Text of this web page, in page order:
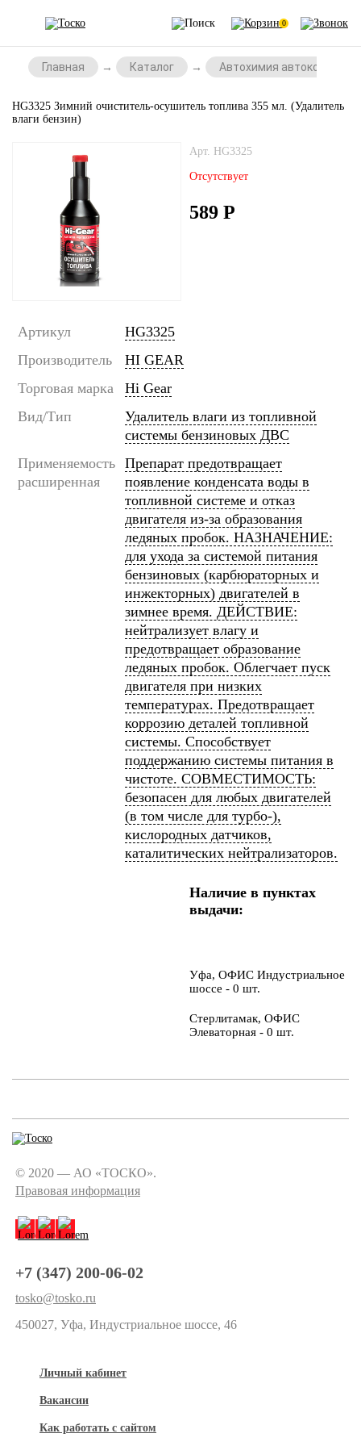
0
Главная Каталог Автохимия
HG3325 Зимний очиститель-осушитель топлива 355 мл. (Удалитель
влаги бензин)
Арт. HG3325
Отсутствует
589 Р
Артикул
HG3325
Производитель
HI GEAR
Торговая марка
Hi Gear
Вид/Тип
Удалитель влаги из топливной
системы бензиновых ДВС
Применяемость
расширенная
Препарат предотвращает
появление конденсата воды в
топливной системе и отказ
двигателя из-за образования
ледяных пробок. НАЗНАЧЕНИЕ:
для ухода за системой питания
бензиновых (карбюраторных и
инжекторных) двигателей в
зимнее время. ДЕЙСТВИЕ:
нейтрализует влагу и
предотвращает образование
ледяных пробок. Облегчает пуск
двигателя при низких
температурах. Предотвращает
коррозию деталей топливной
системы. Способствует
поддержанию системы питания в
чистоте. СОВМЕСТИМОСТЬ:
безопасен для любых двигателей
(в том числе для турбо-),
кислородных датчиков,
каталитических нейтрализаторов.
Наличие в пунктах
выдачи:
Уфа, ОФИС Индустриальное
шоссе - 0 шт.
Стерлитамак, ОФИС
Элеваторная - 0 шт.
© 2020 — АО «ТОСКО».
Правовая информация
+7 (347) 200-06-02
tosko@tosko.ru
450027, Уфа, Индустриальное шоссе, 46
Личный кабинет
Вакансии
Как работать с сайтом